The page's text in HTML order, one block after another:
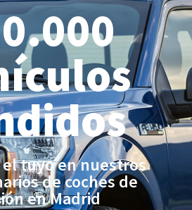
tuyo en nuestros
de coches de
en Madrid